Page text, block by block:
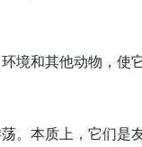
境和其他动物，使
。本质上，它们是